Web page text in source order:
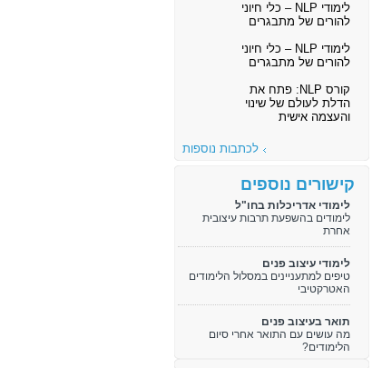
לימודי NLP – כלי חיוני
להורים של מתבגרים
לימודי NLP – כלי חיוני
להורים של מתבגרים
קורס NLP: פתח את
הדלת לעולם של שינוי
והעצמה אישית
לכתבות נוספות
קישורים נוספים
לימודי אדריכלות בחו"ל
לימודים בהשפעת תרבות עיצובית
אחרת
לימודי עיצוב פנים
טיפים למתעניינים במסלול הלימודים
האטרקטיבי
תואר בעיצוב פנים
מה עושים עם התואר אחרי סיום
הלימודים?